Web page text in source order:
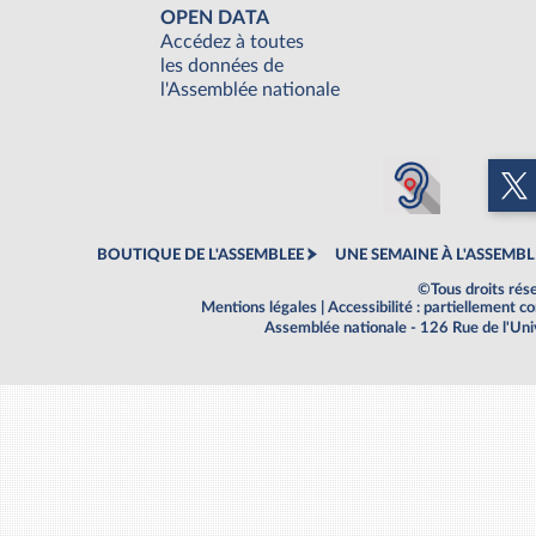
OPEN DATA
Accédez à toutes
les données de
l'Assemblée nationale
BOUTIQUE DE L'ASSEMBLEE UNE SEMAINE À
©Tous droits
Mentions légales
Accessibilité : partiellement
Assemblée nationale - 126 Rue de